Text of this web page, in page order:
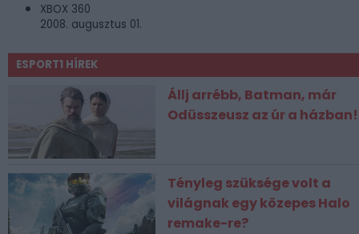
XBOX 360
2008. augusztus 01.
ESPORT1 HÍREK
Állj arrébb, Batman, már
Odüsszeusz az úr a házban!
Tényleg szüksége volt a
világnak egy közepes Halo
remake-re?